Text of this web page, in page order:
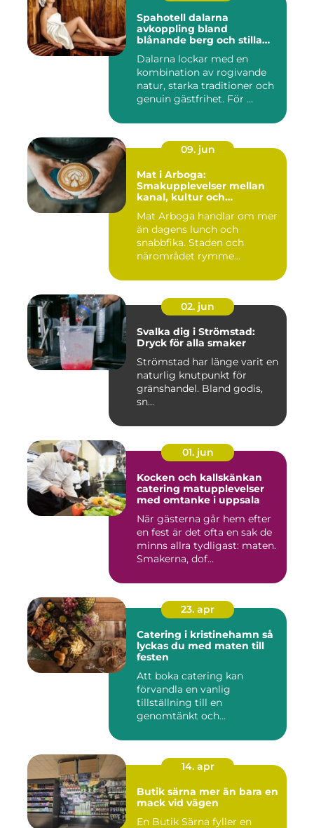
Spahotell dalarna
avkoppling bland
blånande berg och stilla
Dalarna lockar med en
kombination av rogivande
natur, starka traditioner och
genuin gästfrihet. För ...
09. jun
Mat i Arboga:
Smakupplevelser mellan
kanal, kultur och
Mat Arboga handlar om mer
än dagens lunch och
snabbfika. Staden och
närområdet rymme...
02. jun
Svalka dig i Strömstad:
Dryck för alla smaker
Strömstad har länge varit en
naturlig knutpunkt för
gränshandel. Bland godis,
sn...
01. jun
Kocken och kallskänkan
catering matupplevelser
med omtanke i uppsala
När gästerna går hem efter
en fest är det ofta en sak de
minns allra tydligast: maten.
Smakerna, dof...
23. apr
Catering i kristinehamn så
lyckas du med maten till
festen
Att boka catering kan
förvandla en vanlig
tillställning till en
genomtänkt och
14. apr
Butik särna mer än bara en
mack vid vägen
En Butik Särna fyller en